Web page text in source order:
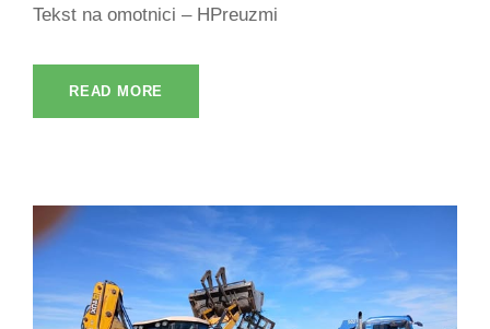
Tekst na omotnici – HPreuzmi
READ MORE